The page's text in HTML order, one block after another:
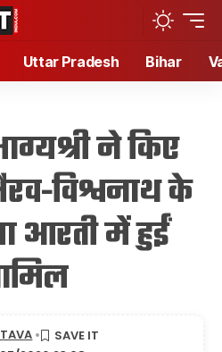
Uttar Pradesh Bihar
ने किए
विश्वनाथ के
आरती में हुईं